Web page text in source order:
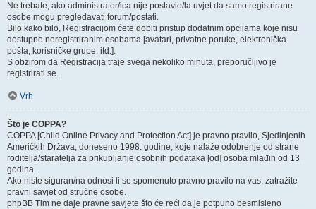
Ne trebate, ako administrator/ica nije postavio/la uvjet da samo registrirane
osobe mogu pregledavati forum/postati.
Bilo kako bilo, Registracijom ćete dobiti pristup dodatnim opcijama koje nisu
dostupne neregistriranim osobama [avatari, privatne poruke, elektronička
pošta, korisničke grupe, itd.].
S obzirom da Registracija traje svega nekoliko minuta, preporučljivo je
registrirati se.
Vrh
Što je COPPA?
COPPA [Child Online Privacy and Protection Act] je pravno pravilo, Sjedinjenih
Američkih Država, doneseno 1998. godine, koje nalaže odobrenje od strane
roditelja/staratelja za prikupljanje osobnih podataka [od] osoba mlađih od 13
godina.
Ako niste siguran/na odnosi li se spomenuto pravno pravilo na vas, zatražite
pravni savjet od stručne osobe.
phpBB Tim ne daje pravne savjete što će reći da je potpuno besmisleno